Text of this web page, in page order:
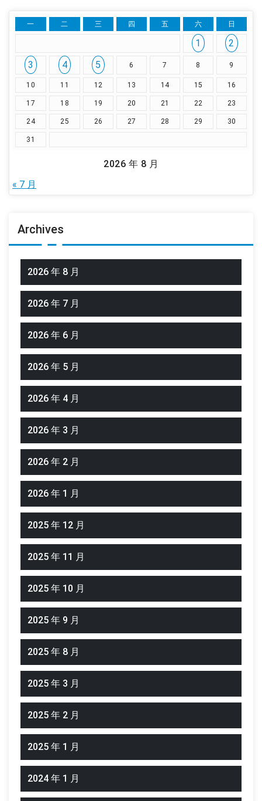
2026 年 8 月
一 二 三 四 五 六 日
1
2
3
4 5 6 7 8 9
10 11 12 13 14 15 16
17 18 19 20 21 22 23
24 25 26 27 28 29 30
31
« 7 月
Archives
2026 年 8 月
2026 年 7 月
2026 年 6 月
2026 年 5 月
2026 年 4 月
2026 年 3 月
2026 年 2 月
2026 年 1 月
2025 年 12 月
2025 年 11 月
2025 年 10 月
2025 年 9 月
2025 年 8 月
2025 年 3 月
2025 年 2 月
2025 年 1 月
2024 年 1 月